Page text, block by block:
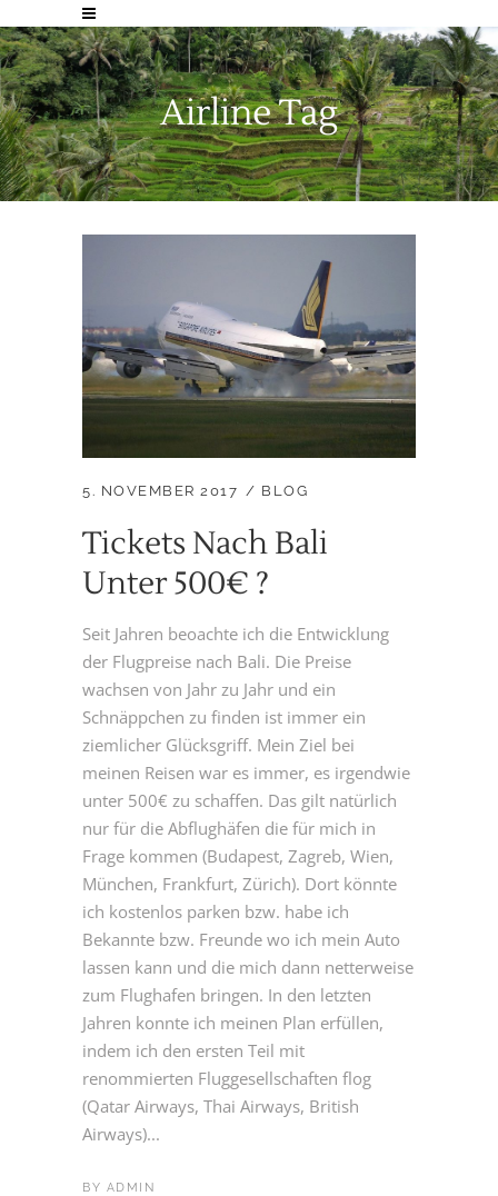
Airline Tag
5. NOVEMBER 2017 BLOG
Tickets Nach Bali
Unter 500€ ?
Seit Jahren beoachte ich die Entwicklung
der Flugpreise nach Bali. Die Preise
wachsen von Jahr zu Jahr und ein
Schnäppchen zu finden ist immer ein
ziemlicher Glücksgriff. Mein Ziel bei
meinen Reisen war es immer, es irgendwie
unter 500€ zu schaffen. Das gilt natürlich
nur für die Abflughäfen die für mich in
Frage kommen (Budapest, Zagreb, Wien,
München, Frankfurt, Zürich). Dort könnte
ich kostenlos parken bzw. habe ich
Bekannte bzw. Freunde wo ich mein Auto
lassen kann und die mich dann netterweise
zum Flughafen bringen. In den letzten
Jahren konnte ich meinen Plan erfüllen,
indem ich den ersten Teil mit
renommierten Fluggesellschaften flog
(Qatar Airways, Thai Airways, British
Airways)...
BY ADMIN